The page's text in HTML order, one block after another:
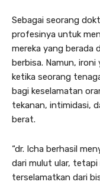
Sebagai seorang
profesinya untuk
mereka yang berada
berbisa. Namun,
ketika seorang
bagi keselamatan
tekanan, intimidasi,
berat.
“dr. Icha berhasil
dari mulut ular,
terselamatkan dari